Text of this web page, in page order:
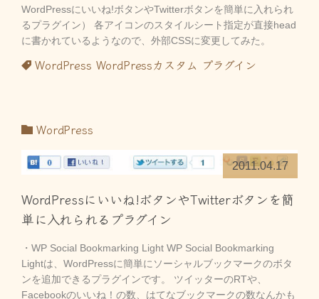
WordPressにいいね!ボタンやTwitterボタンを簡単に入れられ
るプラグイン） 各アイコンのスタイルシート指定が直接head
に書かれているようなので、外部CSSに変更してみた。
WordPress WordPressカスタム プラグイン
WordPress
2011.04.17
WordPressにいいね!ボタンやTwitterボタンを簡
単に入れられるプラグイン
・WP Social Bookmarking Light WP Social Bookmarking
Lightは、WordPressに簡単にソーシャルブックマークのボタ
ンを追加できるプラグインです。 ツイッターのRTや、
Facebookのいいね！の数、はてなブックマークの数なんかも